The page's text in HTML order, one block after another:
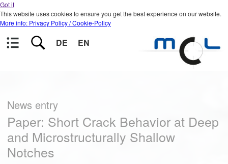
Got it
This website uses cookies to ensure you get the best experience on our website.
More info: Privacy Policy / Cookie-Policy
DE EN
News entry
Paper: Short Crack Behavior at Deep
and Microstructurally Shallow
Notches